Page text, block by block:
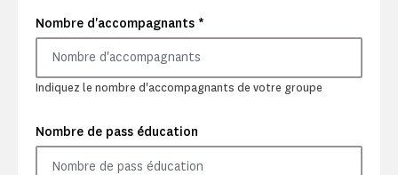
Nombre d'accompagnants *
Indiquez le nombre d'accompagnants de votre groupe
Nombre de pass éducation